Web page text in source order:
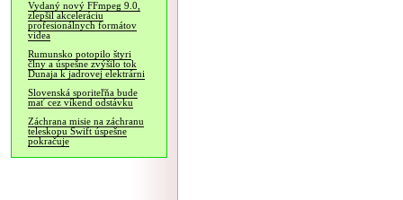
Vydaný nový FFmpeg 9.0,
zlepšil akceleráciu
profesionálnych formátov
videa
Rumunsko potopilo štyri
člny a úspešne zvýšilo tok
Dunaja k jadrovej elektrárni
Slovenská sporiteľňa bude
mať cez víkend odstávku
Záchrana misie na záchranu
teleskopu Swift úspešne
pokračuje